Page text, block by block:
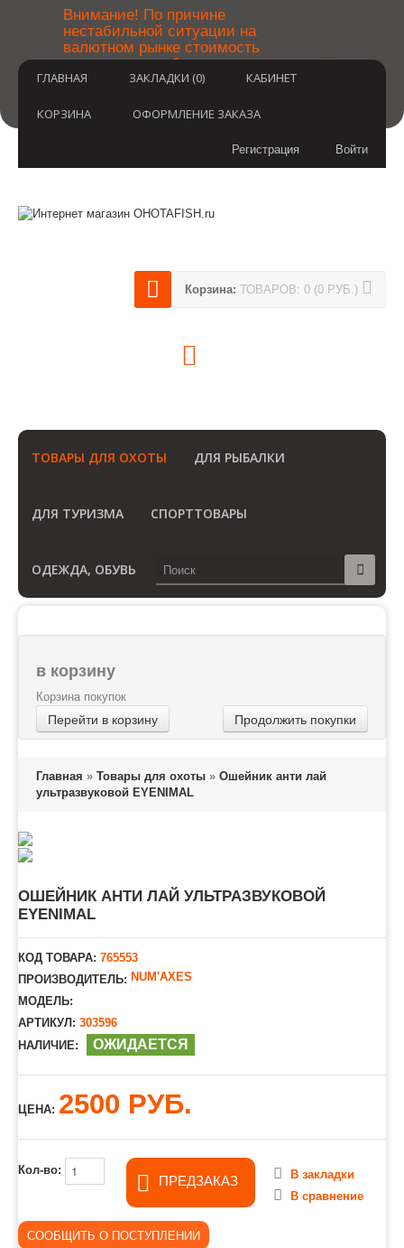
Внимание! По причине
нестабильной ситуации на
валютном рынке стоимость
товаров может быть уточнена
после оформления заказа.
неудобства.
×
ГЛАВНАЯ ЗАКЛАДКИ (0) КАБИНЕТ
КОРЗИНА ОФОРМЛЕНИЕ ЗАКАЗА
Войти
Регистрация
Корзина: ТОВАРОВ: 0 (0 РУБ.)
ТОВАРЫ ДЛЯ ОХОТЫ ДЛЯ РЫБАЛКИ
ДЛЯ ТУРИЗМА СПОРТТОВАРЫ
ОДЕЖДА, ОБУВЬ
в корзину
Корзина покупок
Перейти в корзину Продолжить покупки
Главная » Товары для охоты » Ошейник анти лай
ультразвуковой EYENIMAL
ОШЕЙНИК АНТИ ЛАЙ УЛЬТРАЗВУКОВОЙ
EYENIMAL
КОД ТОВАРА: 765553
ПРОИЗВОДИТЕЛЬ: NUM'AXES
МОДЕЛЬ:
АРТИКУЛ: 303596
НАЛИЧИЕ:
ОЖИДАЕТСЯ
ЦЕНА: 2500 РУБ.
Кол-во:
ПРЕДЗАКАЗ
В закладки
В сравнение